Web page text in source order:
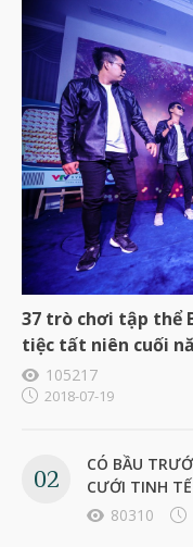
37 trò chơi tập thể
tiệc tất niên cuối
105217
2018-07-19
CÓ BẦU
CƯỚI TINH TẾ
80310